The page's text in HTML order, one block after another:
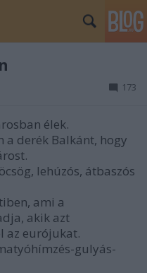
173
élek.
a derék Balkánt, hogy
lehúzós, átbaszós
ami a
akik azt
az eurójukat.
gulyás-